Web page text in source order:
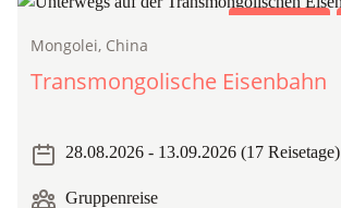
Gruppenreise
Mongolei, China
Transmongolische Eisenbahn
28.08.2026 - 13.09.2026 (17 Reisetage)
Gruppenreise